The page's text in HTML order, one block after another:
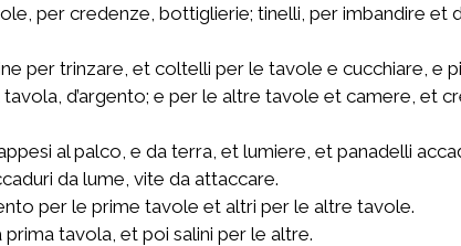
per credenze, bottiglierie; tinelli, per imbandire
per trinzare, et coltelli per le tavole e cucchiare, e
d’argento; e per le altre tavole et camere, et
al palco, e da terra, et lumiere, et panadelli
da lume, vite da attaccare.
per le prime tavole et altri per le altre tavole.
prima tavola, et poi salini per le altre.